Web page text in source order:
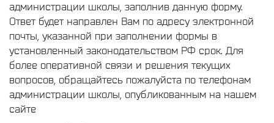
администрации школы, заполнив данную форму.
Ответ будет направлен Вам по адресу электронной
почты, указанной при заполнении формы в
установленный законодательством РФ срок. Для
более оперативной связи и решения текущих
вопросов, обращайтесь пожалуйста по телефонам
администрации школы, опубликованным на нашем
сайте